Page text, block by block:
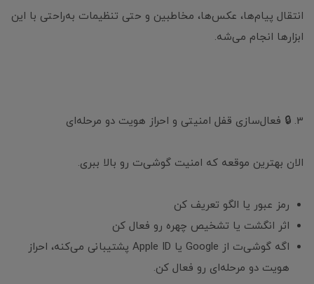
انتقال پیام‌ها، عکس‌ها، مخاطبین و حتی تنظیمات به‌راحتی با این
ابزارها انجام می‌شه.
3. 🔒 فعال‌سازی قفل امنیتی و احراز هویت دو مرحله‌ای
الان بهترین موقعه که امنیت گوشی‌ت رو بالا ببری.
رمز عبور یا الگو تعریف کن
اثر انگشت یا تشخیص چهره رو فعال کن
اگه گوشی‌ت از Google یا Apple ID پشتیبانی می‌کنه، احراز
هویت دو مرحله‌ای رو فعال کن.